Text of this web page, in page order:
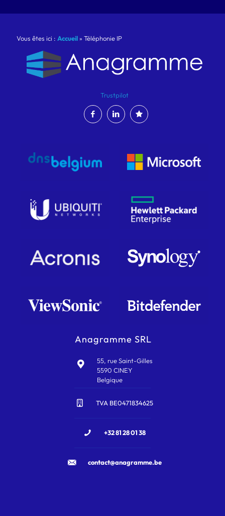
Vous êtes ici : Accueil» Téléphonie IP
Trustpilot
Anagramme SRL
55, rue Saint-Gilles
5590 CINEY
Belgique
TVA BE0471834625
+32 81 28 01 38
contact@anagramme.be